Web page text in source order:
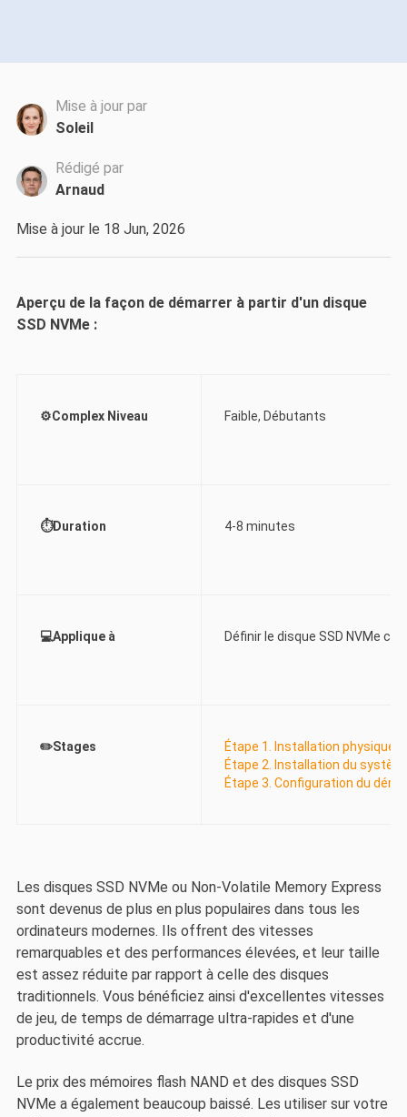
Mise à jour par
Soleil
Rédigé par
Arnaud
Mise à jour le 18 Jun, 2026
Aperçu de la façon de démarrer à partir d'un disque
SSD NVMe :
⚙️Complex Niveau Faible, Débutants
⏱️Duration 4-8 minutes
💻Applique à Définir le disque SSD NVMe
✏️Stages
Étape 1. Installation physique
Étape 2. Installation du
Étape 3. Configuration du
Les disques SSD NVMe ou Non-Volatile Memory Express
sont devenus de plus en plus populaires dans tous les
ordinateurs modernes. Ils offrent des vitesses
remarquables et des performances élevées, et leur taille
est assez réduite par rapport à celle des disques
traditionnels. Vous bénéficiez ainsi d'excellentes vitesses
de jeu, de temps de démarrage ultra-rapides et d'une
productivité accrue.
Le prix des mémoires flash NAND et des disques SSD
NVMe a également beaucoup baissé. Les utiliser sur votre